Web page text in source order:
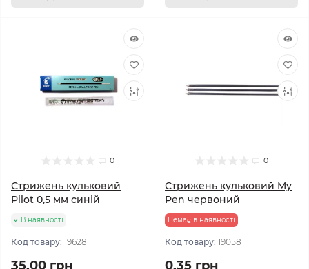
0
Стрижень кульковий
Pilot 0,5 мм синій
В наявності
Код товару: 19628
35.00 грн
0
Стрижень кульковий My
Pen червоний
Немає в наявності
Код товару: 19058
0.35 грн